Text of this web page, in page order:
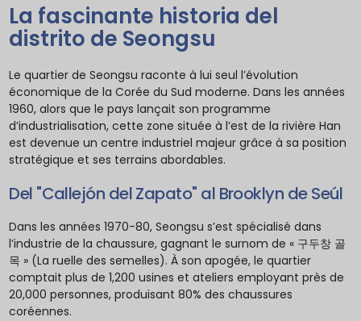
La fascinante historia del
distrito de Seongsu
Le quartier de Seongsu raconte à lui seul l’évolution
économique de la Corée du Sud moderne. Dans les années
1960, alors que le pays lançait son programme
d’industrialisation, cette zone située à l’est de la rivière Han
est devenue un centre industriel majeur grâce à sa position
stratégique et ses terrains abordables.
Del "Callejón del Zapato" al Brooklyn de Seúl
Dans les années 1970-80, Seongsu s’est spécialisé dans
l’industrie de la chaussure, gagnant le surnom de « 구두창 골
목 » (La ruelle des semelles). À son apogée, le quartier
comptait plus de 1,200 usines et ateliers employant près de
20,000 personnes, produisant 80% des chaussures
coréennes.